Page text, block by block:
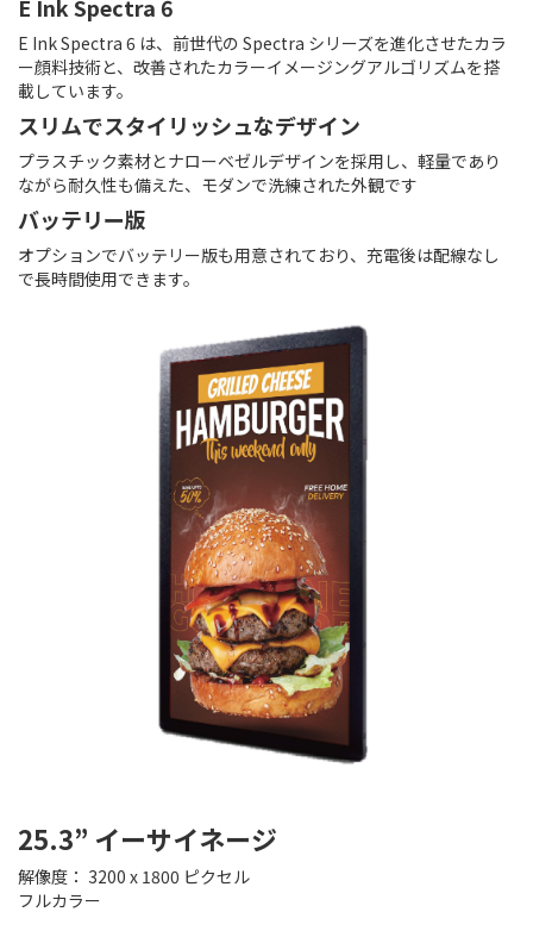
E Ink Spectra 6
E Ink Spectra 6 は、前世代の Spectra シリーズを進化させたカラ
ー顔料技術と、改善されたカラーイメージングアルゴリズムを搭
載しています。
スリムでスタイリッシュなデザイン
プラスチック素材とナローベゼルデザインを採用し、軽量であり
ながら耐久性も備えた、モダンで洗練された外観です
バッテリー版
オプションでバッテリー版も用意されており、充電後は配線なし
で長時間使用できます。
25.3” イーサイネージ
解像度： 3200 x 1800 ピクセル
フルカラー